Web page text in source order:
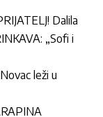
Dalila
„Sofi i
leži u